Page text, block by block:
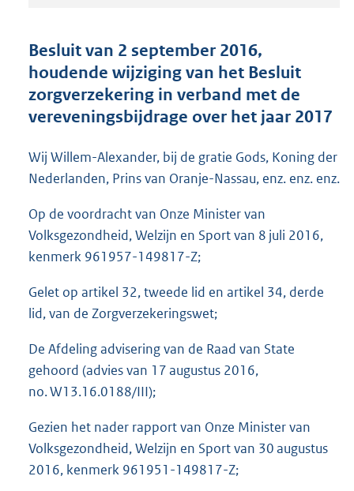
d
s
g
o
t
9
Besluit van 2 september 2016,
houdende wijziging van het Besluit
zorgverzekering in verband met de
vereveningsbijdrage over het jaar 2017
Wij Willem-Alexander, bij de gratie Gods, Koning der
Nederlanden, Prins van Oranje-Nassau, enz. enz. enz.
Op de voordracht van Onze Minister van
Volksgezondheid, Welzijn en Sport van 8 juli 2016,
kenmerk 961957-149817-Z;
Gelet op artikel 32, tweede lid en artikel 34, derde
lid, van de Zorgverzekeringswet;
De Afdeling advisering van de Raad van State
gehoord (advies van 17 augustus 2016,
no. W13.16.0188/III);
Gezien het nader rapport van Onze Minister van
Volksgezondheid, Welzijn en Sport van 30 augustus
2016, kenmerk 961951-149817-Z;